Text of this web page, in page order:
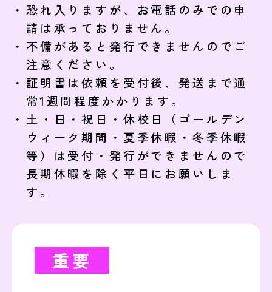
恐れ入りますが、お電話のみでの申
請は承っておりません。
不備があると発行できませんのでご
注意ください。
証明書は依頼を受付後、発送まで通
常1週間程度かかります。
土・日・祝日・休校日（ゴールデン
ウィーク期間・夏季休暇・冬季休暇
等）は受付・発行ができませんので
長期休暇を除く平日にお願いしま
す。
重要